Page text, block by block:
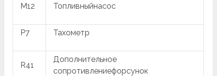
M12 Топливныйнасос
P7 Тахометр
R41
Дополнительное
сопротивлениефорсунок